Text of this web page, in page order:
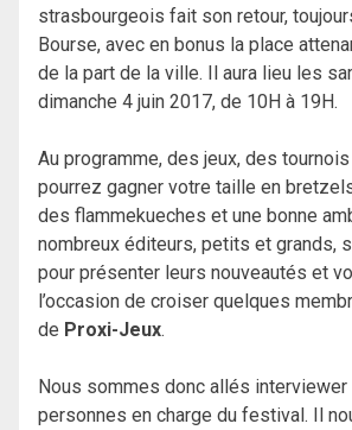
strasbourgeois fait son retour,
Bourse, avec en bonus la place
de la part de la ville. Il aura lieu les
dimanche 4 juin 2017, de 10H à 19H.
Au programme, des jeux, des
pourrez gagner votre taille en
des flammekueches et une bonne
nombreux éditeurs, petits et grands,
pour présenter leurs nouveautés et
l’occasion de croiser quelques
de Proxi-Jeux.
Nous sommes donc allés interviewer
personnes en charge du festival. Il